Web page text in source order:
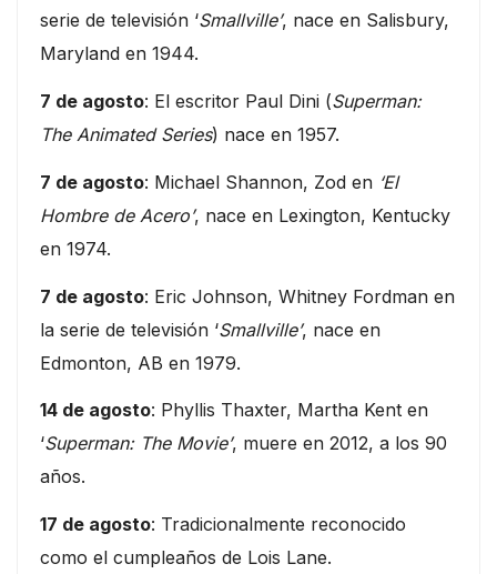
serie de televisión ‘Smallville’, nace en Salisbury,
Maryland en 1944.
7 de agosto: El escritor Paul Dini (Superman:
The Animated Series) nace en 1957.
7 de agosto: Michael Shannon, Zod en ‘El
Hombre de Acero’, nace en Lexington, Kentucky
en 1974.
7 de agosto: Eric Johnson, Whitney Fordman en
la serie de televisión ‘Smallville’, nace en
Edmonton, AB en 1979.
14 de agosto: Phyllis Thaxter, Martha Kent en
‘Superman: The Movie’, muere en 2012, a los 90
años.
17 de agosto: Tradicionalmente reconocido
como el cumpleaños de Lois Lane.